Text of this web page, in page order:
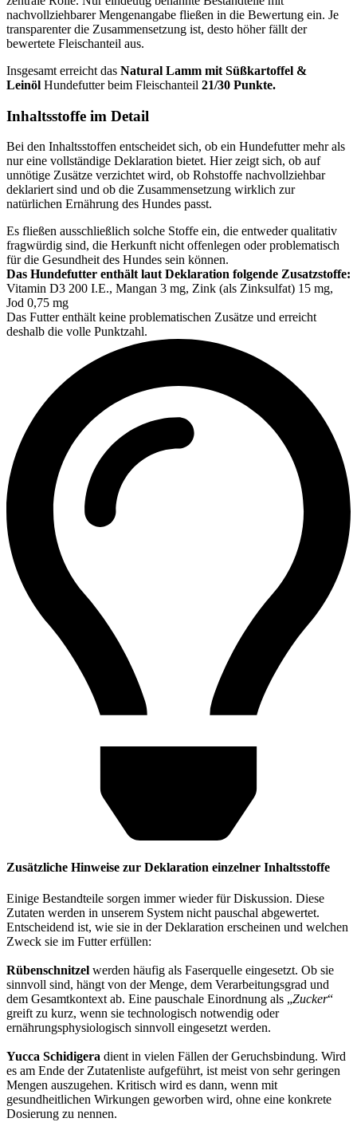
nachvollziehbarer Mengenangabe fließen in die Bewertung ein. Je
transparenter die Zusammensetzung ist, desto höher fällt der
bewertete Fleischanteil aus.
Insgesamt erreicht das Natural Lamm mit Süßkartoffel &
Leinöl Hundefutter beim Fleischanteil 21/30 Punkte.
Inhaltsstoffe im Detail
Bei den Inhaltsstoffen entscheidet sich, ob ein Hundefutter mehr als
nur eine vollständige Deklaration bietet. Hier zeigt sich, ob auf
unnötige Zusätze verzichtet wird, ob Rohstoffe nachvollziehbar
deklariert sind und ob die Zusammensetzung wirklich zur
natürlichen Ernährung des Hundes passt.
Es fließen ausschließlich solche Stoffe ein, die entweder qualitativ
fragwürdig sind, die Herkunft nicht offenlegen oder problematisch
für die Gesundheit des Hundes sein können.
Das Hundefutter enthält laut Deklaration folgende Zusatzstoffe:
Vitamin D3 200 I.E., Mangan 3 mg, Zink (als Zinksulfat) 15 mg,
Jod 0,75 mg
Das Futter enthält keine problematischen Zusätze und erreicht
deshalb die volle Punktzahl.
Zusätzliche Hinweise zur Deklaration einzelner Inhaltsstoffe
Einige Bestandteile sorgen immer wieder für Diskussion. Diese
Zutaten werden in unserem System nicht pauschal abgewertet.
Entscheidend ist, wie sie in der Deklaration erscheinen und welchen
Zweck sie im Futter erfüllen:
Rübenschnitzel werden häufig als Faserquelle eingesetzt. Ob sie
sinnvoll sind, hängt von der Menge, dem Verarbeitungsgrad und
dem Gesamtkontext ab. Eine pauschale Einordnung als „Zucker“
greift zu kurz, wenn sie technologisch notwendig oder
ernährungsphysiologisch sinnvoll eingesetzt werden.
Yucca Schidigera dient in vielen Fällen der Geruchsbindung. Wird
es am Ende der Zutatenliste aufgeführt, ist meist von sehr geringen
Mengen auszugehen. Kritisch wird es dann, wenn mit
gesundheitlichen Wirkungen geworben wird, ohne eine konkrete
Dosierung zu nennen.